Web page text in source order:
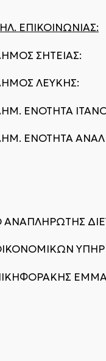
ΕΠΙΚΟΙΝΩΝΙΑΣ:
ΛΕΥΚΗΣ:
ΕΝΟΤΗΤΑ
ΕΝΟΤΗΤΑ
ΑΝΑΠΛΗΡΩΤΗΣ